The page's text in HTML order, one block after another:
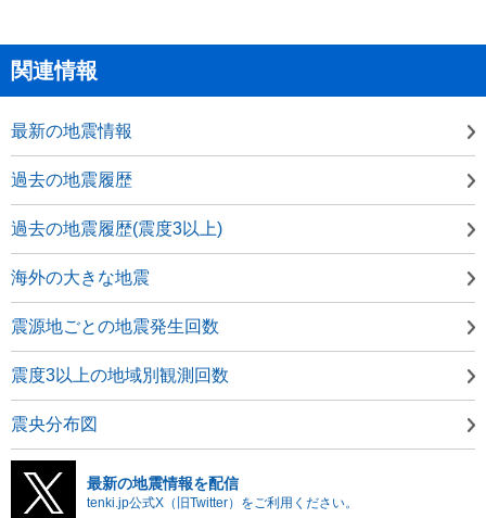
関連情報
最新の地震情報
過去の地震履歴
過去の地震履歴(震度3以上)
海外の大きな地震
震源地ごとの地震発生回数
震度3以上の地域別観測回数
震央分布図
最新の地震情報を配信
tenki.jp公式X（旧Twitter）をご利用ください。